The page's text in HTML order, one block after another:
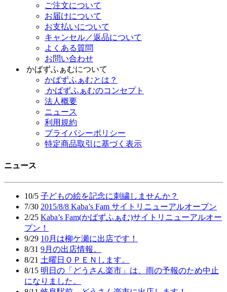
ご注文について
お届けについて
お支払いについて
キャンセル／返品について
よくある質問
お問い合わせ
かばずふぁむについて
かばずふぁむとは？
かばずふぁむのコンセプト
法人概要
ニュース
利用規約
プライバシーポリシー
特定商品取引に基づく表示
ニュース
10/5 子どもの絵を記念に刺繍しませんか？
7/30 2015/8/8 Kaba’s Fam サイトリニューアルオープン
2/25 Kaba’s Fam(かばずふぁむ)サイトリニューアルオー
プン！
9/29 10月は柳ケ瀬に出店です！
8/31 9月の出店情報。
8/21 土曜日ＯＰＥＮします。
8/15 明日の「どうさん楽市」は、雨の予報のため中止
になりました。